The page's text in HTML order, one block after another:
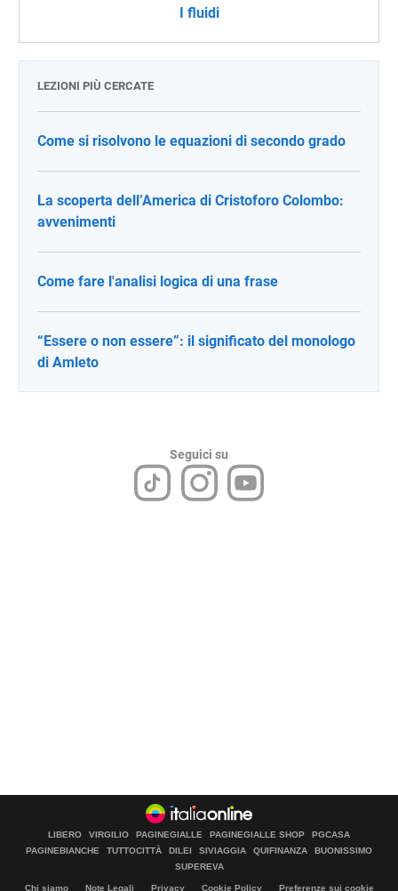
I fluidi
LEZIONI PIÙ CERCATE
Come si risolvono le equazioni di secondo grado
La scoperta dell’America di Cristoforo Colombo:
avvenimenti
Come fare l'analisi logica di una frase
“Essere o non essere”: il significato del monologo
di Amleto
Seguici su
LIBERO VIRGILIO PAGINEGIALLE PAGINEGIALLE SHOP
PGCASA
PAGINEBIANCHE
TUTTOCITTÀ DILEI SIVIAGGIA QUIFINANZA
BUONISSIMO
SUPEREVA
Chi siamo Note Legali Privacy Cookie Policy Preferenze sui cookie